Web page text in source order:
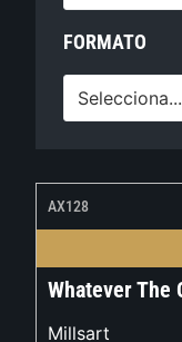
FORMATO
Selecciona...
AX128
Whatever The
Millsart